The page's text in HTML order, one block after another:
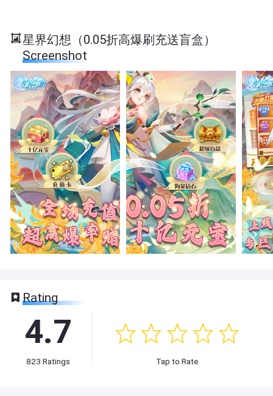
星界幻想（0.05折高爆刷充送盲盒）
Screenshot
Rating
4.7
823 Ratings Tap to Rate